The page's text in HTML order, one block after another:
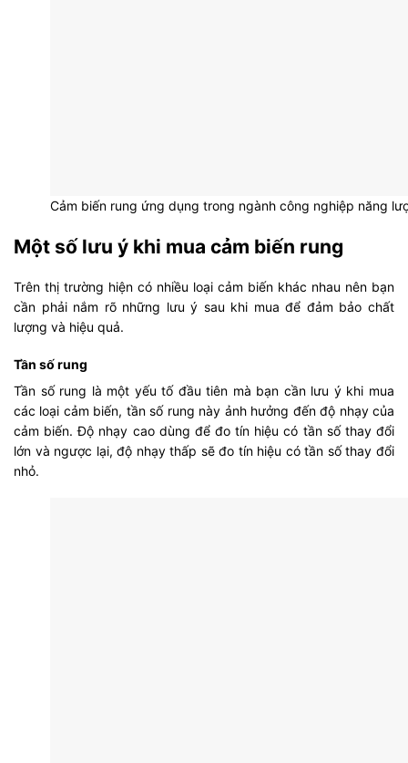
Cảm biến rung ứng dụng trong ngành công nghiệp năng
Một số lưu ý khi mua cảm biến rung
Trên thị trường hiện có nhiều loại cảm biến khác nhau nên bạn
cần phải nắm rõ những lưu ý sau khi mua để đảm bảo chất
lượng và hiệu quả.
Tần số rung
Tần số rung là một yếu tố đầu tiên mà bạn cần lưu ý khi mua
các loại cảm biến, tần số rung này ảnh hưởng đến độ nhạy của
cảm biến. Độ nhạy cao dùng để đo tín hiệu có tần số thay đổi
lớn và ngược lại, độ nhạy thấp sẽ đo tín hiệu có tần số thay đổi
nhỏ.